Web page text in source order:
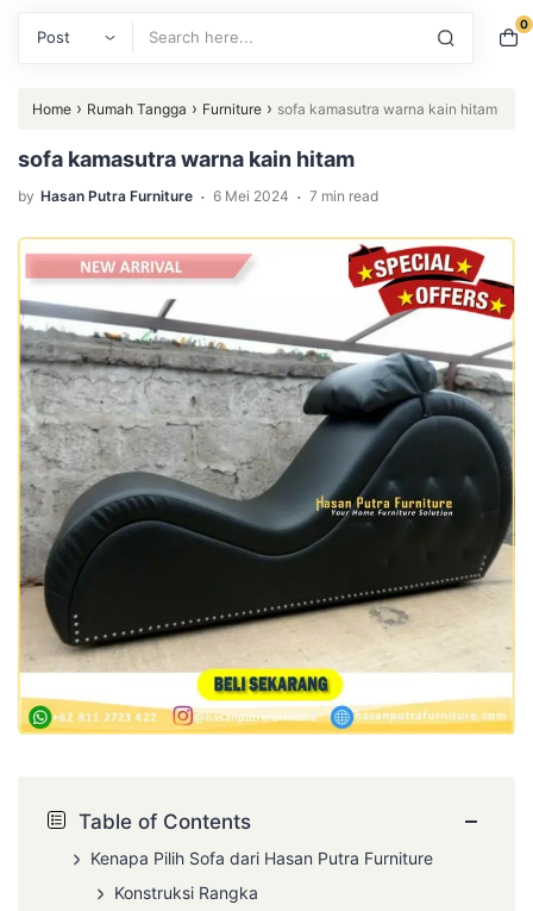
0
Home › Rumah Tangga › Furniture › sofa kamasutra warna kain hitam
sofa kamasutra warna kain hitam
by Hasan Putra Furniture . 6 Mei 2024 . 7 min read
Table of Contents −
Kenapa Pilih Sofa dari Hasan Putra Furniture
Konstruksi Rangka